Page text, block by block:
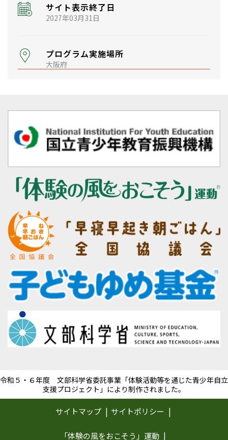
サイト表示終了日
2027年03月31日
プログラム実施場所
大阪府
令和５・６年度 文部科学省委託事業「体験活動等を通じた青少年自立
支援プロジェクト」により制作されました。
サイトマップ サイトポリシー
「体験の風をおこそう」運動